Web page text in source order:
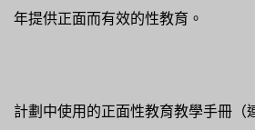
年提供正面而有效的性教育。
計劃中使用的正面性教育教學手冊（